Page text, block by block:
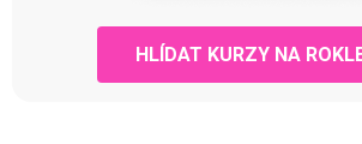
HLÍDAT KURZY NA